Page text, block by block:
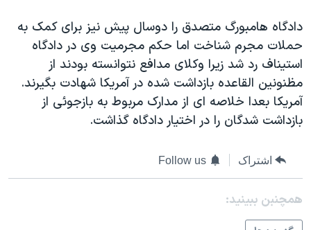
قانون شفافیت دارائی کادر رهبری ایران
اعتراضات مردمی آبان ۹۸
اسرائیل در جنگ
نرگس محمدی برنده جایزه نوبل صلح
صفحه‌های ویژه
سفر پرزیدنت ترامپ به چین
دادگاه هامبورگ متصدق را دوسال پيش نيز برای کمک به
حملات مجرم شناخت اما حکم مجرميت وی در دادگاه
استيناف رد شد زيرا وکلای مدافع نتوانسته بودند از
مظنونين القاعده بازداشت شده در آمريکا شهادت بگيرند.
آمريکا بعدا خلاصه ای از مدارک مربوط به بازجوئی از
بازداشت شدگان را در اختيار دادگاه گذاشت.
اشتراک Follow us
همچنبن ببینید: